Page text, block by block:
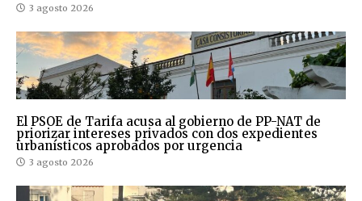
3 agosto 2026
El PSOE de Tarifa acusa al gobierno de PP-NAT de
priorizar intereses privados con dos expedientes
urbanísticos aprobados por urgencia
3 agosto 2026